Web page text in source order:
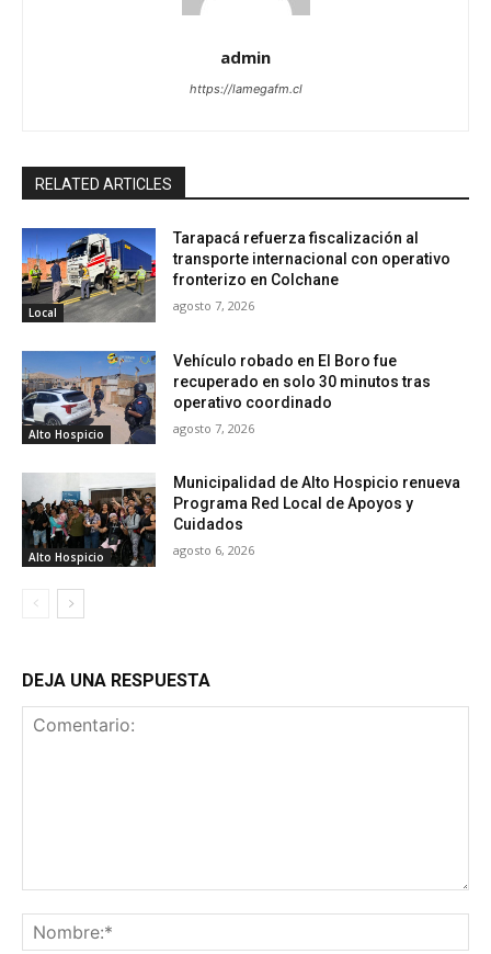
admin
https://lamegafm.cl
RELATED ARTICLES
Local
Tarapacá refuerza fiscalización al
transporte internacional con operativo
fronterizo en Colchane
agosto 7, 2026
Alto Hospicio
Vehículo robado en El Boro fue
recuperado en solo 30 minutos tras
operativo coordinado
agosto 7, 2026
Alto Hospicio
Municipalidad de Alto Hospicio renueva
Programa Red Local de Apoyos y
Cuidados
agosto 6, 2026
DEJA UNA RESPUESTA